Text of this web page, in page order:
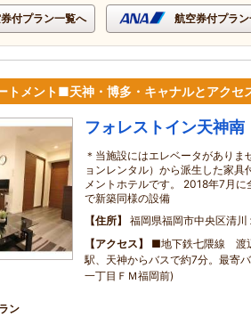
付プラン一覧へ 航空券付プラ
トメント■天神・博多・キャナルとアクセ
フォレストイン天神南
＊当施設にはエレベータがありま
ョンレンタル）から派生した家具
メントホテルです。 2018年7月
で新築同様の設備
住所
福岡県福岡市中央区清
アクセス
■地下鉄七隈線 渡
駅、天神からバスで約7分。最寄
一丁目ＦＭ福岡前)
ン